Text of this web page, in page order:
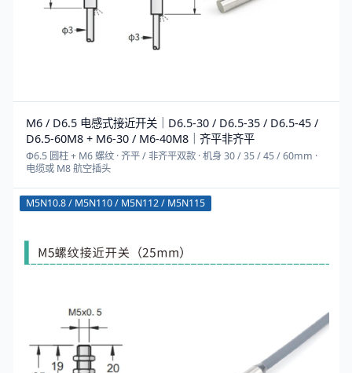
M6 / D6.5 电感式接近开关｜D6.5-30 / D6.5-35 / D6.5-45 /
D6.5-60M8 + M6-30 / M6-40M8｜齐平非齐平
Φ6.5 圆柱 + M6 螺纹 · 齐平 / 非齐平双款 · 机身 30 / 35 / 45 / 60mm ·
电缆或 M8 航空插头
M5N10.8 / M5N110 / M5N112 / M5N115